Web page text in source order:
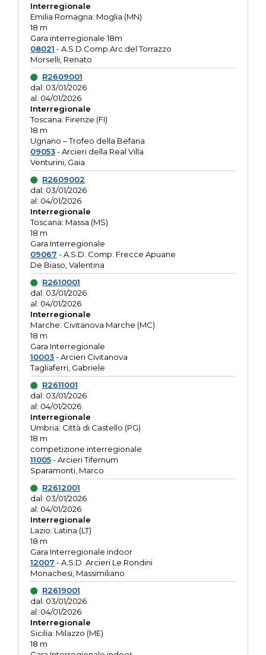
Interregionale
Emilia Romagna: Moglia (MN)
18 m
Gara interregionale 18m
08021 - A.S.D.Comp.Arc.del Torrazzo
Morselli, Renato
R2609001
dal: 03/01/2026
al: 04/01/2026
Interregionale
Toscana: Firenze (FI)
18 m
Ugnano – Trofeo della Befana
09053- Arcieri della Real Villa
Venturini, Gaia
R2609002
dal: 03/01/2026
al: 04/01/2026
Interregionale
Toscana: Massa (MS)
18 m
Gara Interregionale
09067 - A.S.D. Comp. Frecce Apuane
De Biaso, Valentina
R2610001
dal: 03/01/2026
al: 04/01/2026
Interregionale
Marche: Civitanova Marche (MC)
18 m
Gara Interregionale
10003- Arcieri Civitanova
Tagliaferri, Gabriele
R2611001
dal: 03/01/2026
al: 04/01/2026
Interregionale
Umbria: Città di Castello (PG)
18 m
competizione interregionale
11005- Arcieri Tifernum
Sparamonti, Marco
R2612001
dal: 03/01/2026
al: 04/01/2026
Interregionale
Lazio: Latina (LT)
18 m
Gara Interregionale indoor
12007 - A.S.D. Arcieri Le Rondini
Monachesi, Massimiliano
R2619001
dal: 03/01/2026
al: 04/01/2026
Interregionale
Sicilia: Milazzo (ME)
18 m